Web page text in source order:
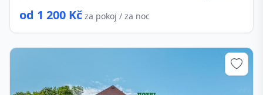
od 1 200 Kč za pokoj / za noc